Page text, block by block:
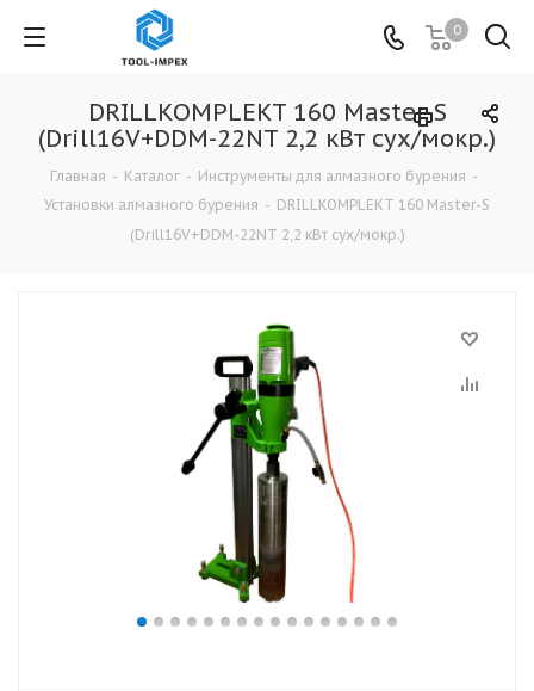
0
DRILLKOMPLEKT 160 Master-S
(Drill16V+DDM-22NT 2,2 кВт сух/мокр.)
Главная - Каталог - Инструменты для алмазного бурения -
Установки алмазного бурения - DRILLKOMPLEKT 160 Master-S
(Drill16V+DDM-22NT 2,2 кВт сух/мокр.)